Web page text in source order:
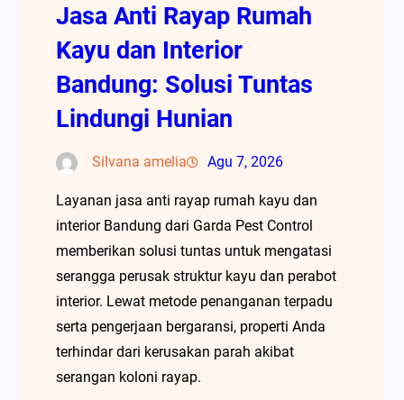
Jasa Anti Rayap Rumah
Kayu dan Interior
Bandung: Solusi Tuntas
Lindungi Hunian
Silvana amelia Agu 7, 2026
Layanan jasa anti rayap rumah kayu dan
interior Bandung dari Garda Pest Control
memberikan solusi tuntas untuk mengatasi
serangga perusak struktur kayu dan perabot
interior. Lewat metode penanganan terpadu
serta pengerjaan bergaransi, properti Anda
terhindar dari kerusakan parah akibat
serangan koloni rayap.